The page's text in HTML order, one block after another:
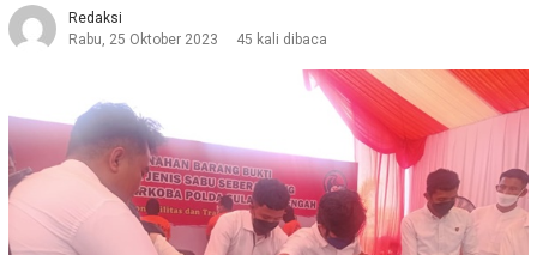
Redaksi
Rabu, 25 Oktober 2023
45 kali dibaca